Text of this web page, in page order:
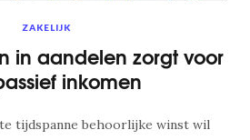
ZAKELIJK
in aandelen zorgt voor
inkomen
tijdspanne behoorlijke winst wil